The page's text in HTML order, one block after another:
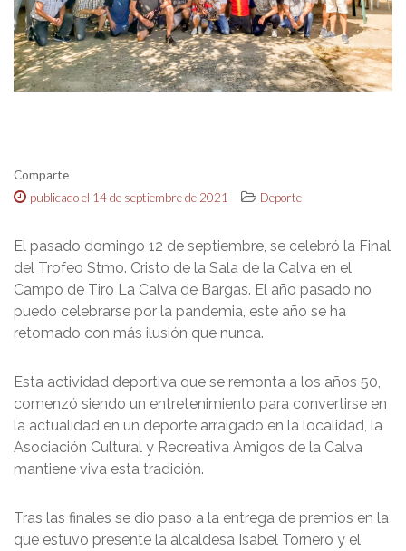
Comparte
publicado el 14 de septiembre de 2021
Deporte
El pasado domingo 12 de septiembre, se celebró la Final
del Trofeo Stmo. Cristo de la Sala de la Calva en el
Campo de Tiro La Calva de Bargas. El año pasado no
puedo celebrarse por la pandemia, este año se ha
retomado con más ilusión que nunca.
Esta actividad deportiva que se remonta a los años 50,
comenzó siendo un entretenimiento para convertirse en
la actualidad en un deporte arraigado en la localidad, la
Asociación Cultural y Recreativa Amigos de la Calva
mantiene viva esta tradición.
Tras las finales se dio paso a la entrega de premios en la
que estuvo presente la alcaldesa Isabel Tornero y el